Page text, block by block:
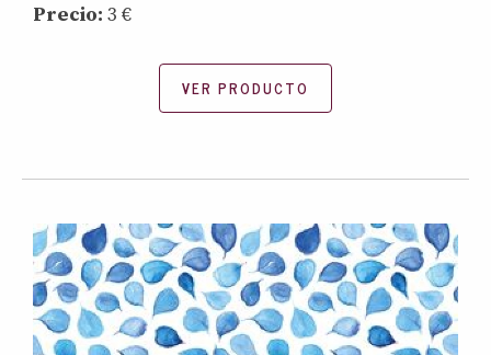
Precio: 3 €
VER PRODUCTO